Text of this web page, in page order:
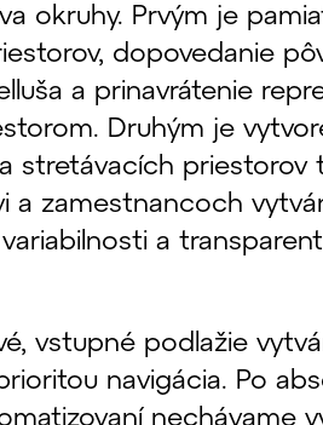
okruhy. Prvým je
dopovedanie
a prinavrátenie
Druhým je
stretávacích priestorov
a zamestnancoch
a
vstupné podlažie
navigácia. Po
nechávame